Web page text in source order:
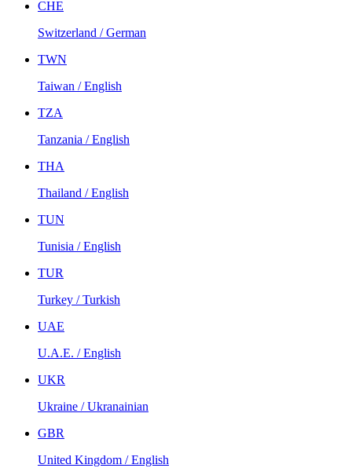
CHE
Switzerland / German
TWN
Taiwan / English
TZA
Tanzania / English
THA
Thailand / English
TUN
Tunisia / English
TUR
Turkey / Turkish
UAE
U.A.E. / English
UKR
Ukraine / Ukranainian
GBR
United Kingdom / English